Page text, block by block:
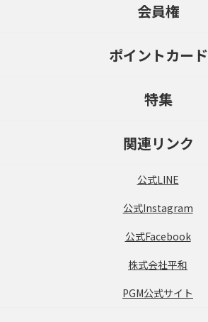
会員権
ポイントカード
特集
関連リンク
公式LINE
公式Instagram
公式Facebook
株式会社平和
PGM公式サイト